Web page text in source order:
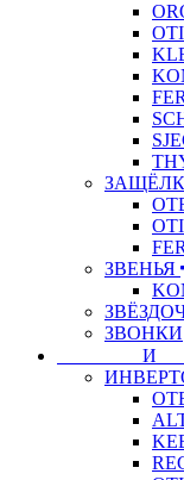
ЗВЕНЬЯ
ЗВОНКИ